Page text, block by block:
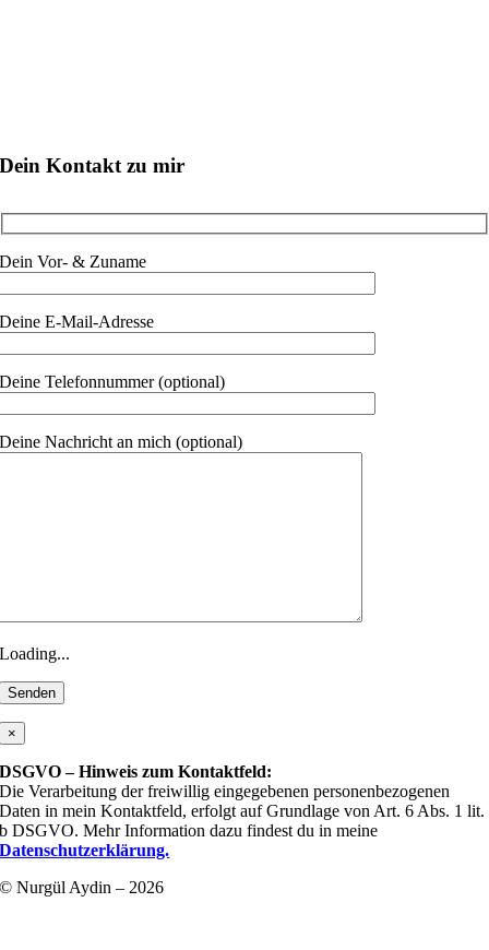
Dein Kontakt zu mir
Dein Vor- & Zuname
Deine E-Mail-Adresse
Deine Telefonnummer (optional)
Deine Nachricht an mich (optional)
Loading...
×
DSGVO – Hinweis zum Kontaktfeld:
Die Verarbeitung der freiwillig eingegebenen personenbezogenen
Daten in mein Kontaktfeld, erfolgt auf Grundlage von Art. 6 Abs. 1 lit.
b DSGVO. Mehr Information dazu findest du in meine
Datenschutzerklärung.
© Nurgül Aydin – 2026